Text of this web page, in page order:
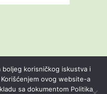
nama Kontakt
boljeg korisničkog iskustva i
ovog website-a
sa dokumentom Politika